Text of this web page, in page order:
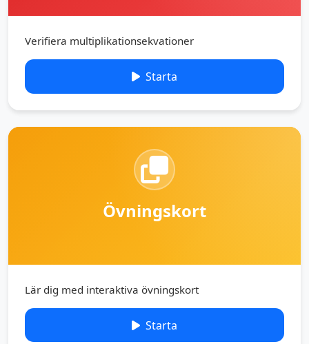
Verifiera multiplikationsekvationer
Starta
Övningskort
Lär dig med interaktiva övningskort
Starta